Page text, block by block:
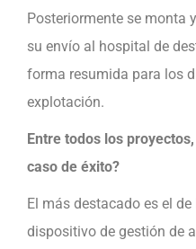
Posteriormente se monta
su envío al hospital de
forma resumida para los
explotación.
Entre todos los
caso de éxito?
El más destacado es el
dispositivo de gestión de